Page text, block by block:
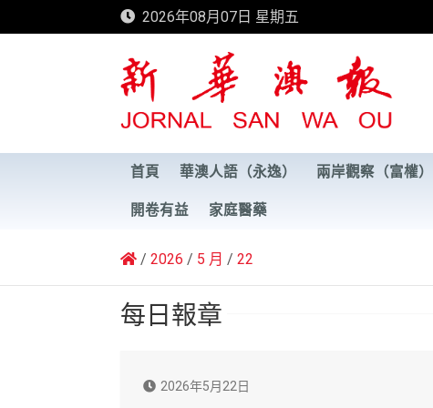
to
2026年08月07日 星期五
新華澳報
首頁 華澳人語（永逸） 兩岸觀察（富權）
開卷有益 家庭醫藥
2026 5 月 22
每日報章
2026年5月22日